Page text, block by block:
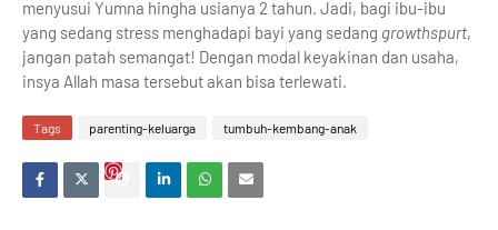
menyusui Yumna hingha usianya 2 tahun. Jadi, bagi ibu-ibu
yang sedang stress menghadapi bayi yang sedang growthspurt,
jangan patah semangat! Dengan modal keyakinan dan usaha,
insya Allah masa tersebut akan bisa terlewati.
Tags parenting-keluarga tumbuh-kembang-anak